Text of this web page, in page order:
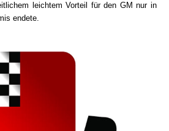
leichtem Vorteil für den GM nur in
endete.